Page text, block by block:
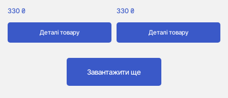
330₴
Деталі товару
330₴
Деталі товару
Завантажити ще